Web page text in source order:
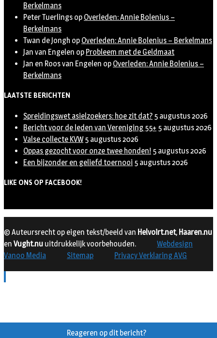
Berkelmans
Peter Tuerlings op Overleden: Annie Bolenius –
Berkelmans
Twan de Jongh op Overleden: Annie Bolenius – Berkelmans
Jan van Engelen op Probleem met de Geldmaat
Jan en Roos van Engelen op Overleden: Annie Bolenius –
Berkelmans
LAATSTE BERICHTEN
Spreidingswet asielzoekers: hoe zit dat? 5 augustus 2026
Bericht voor de leden van Vereniging 55+ 5 augustus 2026
Valse collecte KVW 5 augustus 2026
Oppas gezocht voor onze twee honden! 5 augustus 2026
Een bijzonder en geliefd toernooi 5 augustus 2026
LIKE ONS OP FACEBOOK!
Reageren op dit bericht?
© Auteursrecht op eigen tekst/beeld van Helvoirt.net, Haaren.nu
en Vught.nu uitdrukkelijk voorbehouden.
Webdesign
Vanoo Media
Sitemap Privacy Verklaring AVG